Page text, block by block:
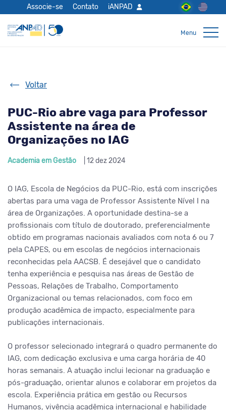
Associe-se Contato iANPAD
Voltar
PUC-Rio abre vaga para Professor
Assistente na área de
Organizações no IAG
Academia em Gestão | 12 dez 2024
O IAG, Escola de Negócios da PUC-Rio, está com inscrições
abertas para uma vaga de Professor Assistente Nível I na
área de Organizações. A oportunidade destina-se a
profissionais com título de doutorado, preferencialmente
obtido em programas nacionais avaliados com nota 6 ou 7
pela CAPES, ou em escolas de negócios internacionais
reconhecidas pela AACSB. É desejável que o candidato
tenha experiência e pesquisa nas áreas de Gestão de
Pessoas, Relações de Trabalho, Comportamento
Organizacional ou temas relacionados, com foco em
produção acadêmica de impacto, especialmente para
publicações internacionais.
O professor selecionado integrará o quadro permanente do
IAG, com dedicação exclusiva e uma carga horária de 40
horas semanais. A atuação inclui lecionar na graduação e
pós-graduação, orientar alunos e colaborar em projetos da
escola. Experiência prática em gestão ou Recursos
Humanos, vivência acadêmica internacional e habilidade